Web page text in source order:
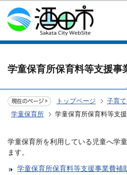
このページの本
学童保育所保育料等支援事
トップページ 子育
学童保育所
学童保育所保育料等支
学童保育所を利用している児童へ学
ます。
学童保育所保育料等支援事業費補